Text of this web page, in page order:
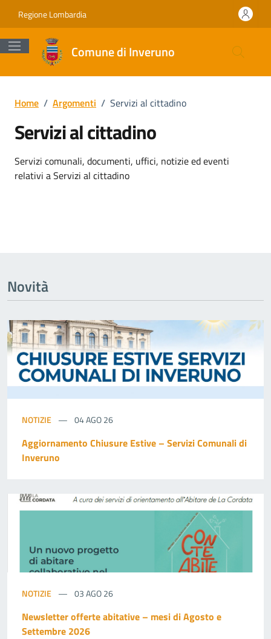
Regione Lombardia
Comune di Inveruno
Home / Argomenti / Servizi al cittadino
Servizi al cittadino
Dettagli dell'argomento
Servizi comunali, documenti, uffici, notizie ed eventi
relativi a Servizi al cittadino
Novità
NOTIZIE 04 AGO 26
Aggiornamento Chiusure Estive – Servizi Comunali di
Inveruno
NOTIZIE 03 AGO 26
Newsletter offerte abitative – mesi di Agosto e
Settembre 2026